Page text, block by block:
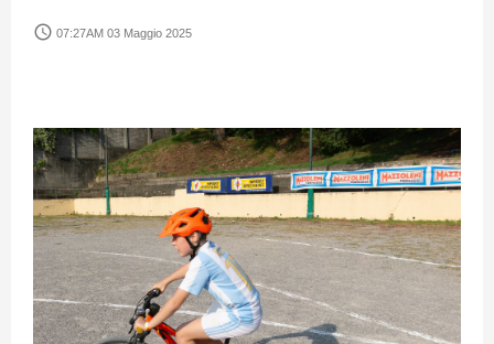
access_time 07:27AM 03 Maggio 2025